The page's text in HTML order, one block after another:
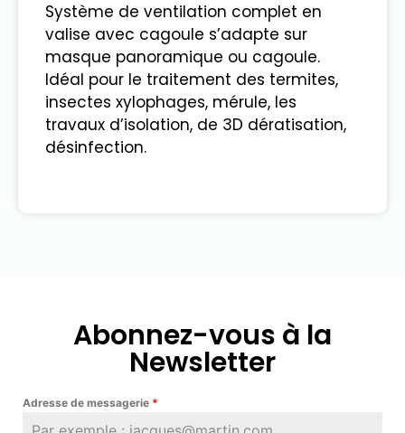
Système de ventilation complet en
valise avec cagoule s’adapte sur
masque panoramique ou cagoule.
Idéal pour le traitement des termites,
insectes xylophages, mérule, les
travaux d’isolation, de 3D dératisation,
désinfection.
Abonnez-vous à la
Newsletter
Adresse de messagerie *